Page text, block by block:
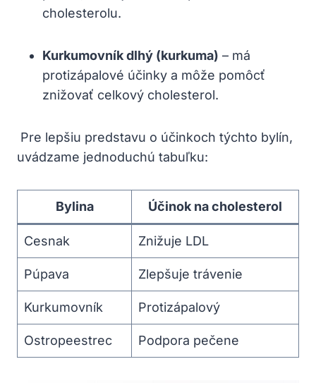
cholesterolu.
Kurkumovník dlhý (kurkuma) – má
protizápalové‌ účinky a môže pomôcť‍
znižovať celkový cholesterol.
⁣ Pre lepšiu predstavu o ‌účinkoch týchto bylín,
uvádzame jednoduchú tabuľku:
Bylina Účinok na cholesterol
Cesnak Znižuje LDL
Púpava Zlepšuje trávenie
Kurkumovník Protizápalový
Ostropeestrec Podpora pečene